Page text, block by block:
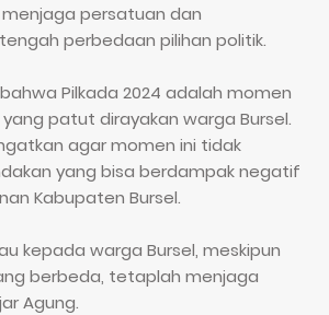
persatuan dan
perbedaan pilihan politik.
Pilkada 2024 adalah momen
patut dirayakan warga Bursel.
agar momen ini tidak
yang bisa berdampak negatif
Kabupaten Bursel.
kepada warga Bursel, meskipun
berbeda, tetaplah menjaga
Agung.